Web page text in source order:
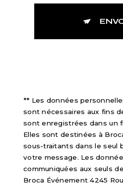
** Les données
sont nécessaires aux fins
sont enregistrées dans un
Elles sont destinées à
sous-traitants dans le seul
votre message. Les
communiquées aux seuls
Broca Événement 4245